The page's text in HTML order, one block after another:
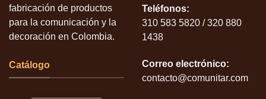
fabricación de productos
para la comunicación y la
decoración en Colombia.
Catálogo
Teléfonos:
310 583 5820 / 320 880
1438
Correo electrónico:
contacto@comunitar.com